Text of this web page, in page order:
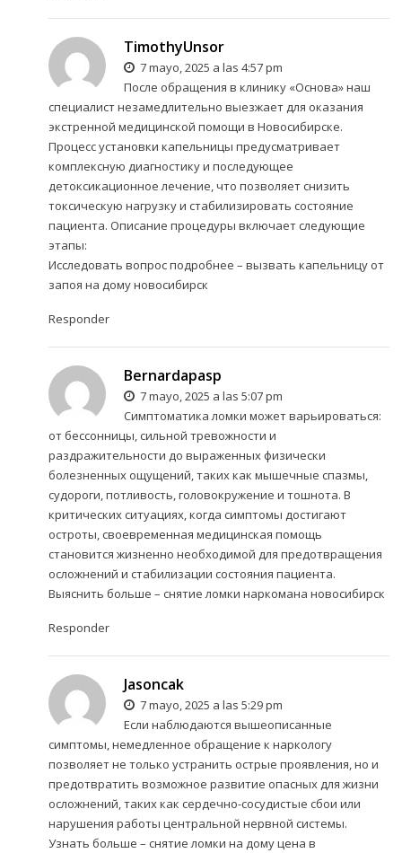
TimothyUnsor
7 mayo, 2025 a las 4:57 pm
После обращения в клинику «Основа» наш
специалист незамедлительно выезжает для оказания
экстренной медицинской помощи в Новосибирске.
Процесс установки капельницы предусматривает
комплексную диагностику и последующее
детоксикационное лечение, что позволяет снизить
токсическую нагрузку и стабилизировать состояние
пациента. Описание процедуры включает следующие
этапы:
Исследовать вопрос подробнее – вызвать капельницу от
запоя на дому новосибирск
Responder
Bernardapasp
7 mayo, 2025 a las 5:07 pm
Симптоматика ломки может варьироваться:
от бессонницы, сильной тревожности и
раздражительности до выраженных физически
болезненных ощущений, таких как мышечные спазмы,
судороги, потливость, головокружение и тошнота. В
критических ситуациях, когда симптомы достигают
остроты, своевременная медицинская помощь
становится жизненно необходимой для предотвращения
осложнений и стабилизации состояния пациента.
Выяснить больше – снятие ломки наркомана новосибирск
Responder
Jasoncak
7 mayo, 2025 a las 5:29 pm
Если наблюдаются вышеописанные
симптомы, немедленное обращение к наркологу
позволяет не только устранить острые проявления, но и
предотвратить возможное развитие опасных для жизни
осложнений, таких как сердечно-сосудистые сбои или
нарушения работы центральной нервной системы.
Узнать больше – снятие ломки на дому цена в